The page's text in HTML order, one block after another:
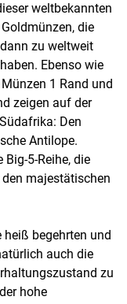
weltbekannten
die
zu weltweit
Ebenso wie
1 Rand und
zeigen auf der
Den
Antilope.
5-Reihe, die
majestätischen
begehrten und
auch die
zu
hohe